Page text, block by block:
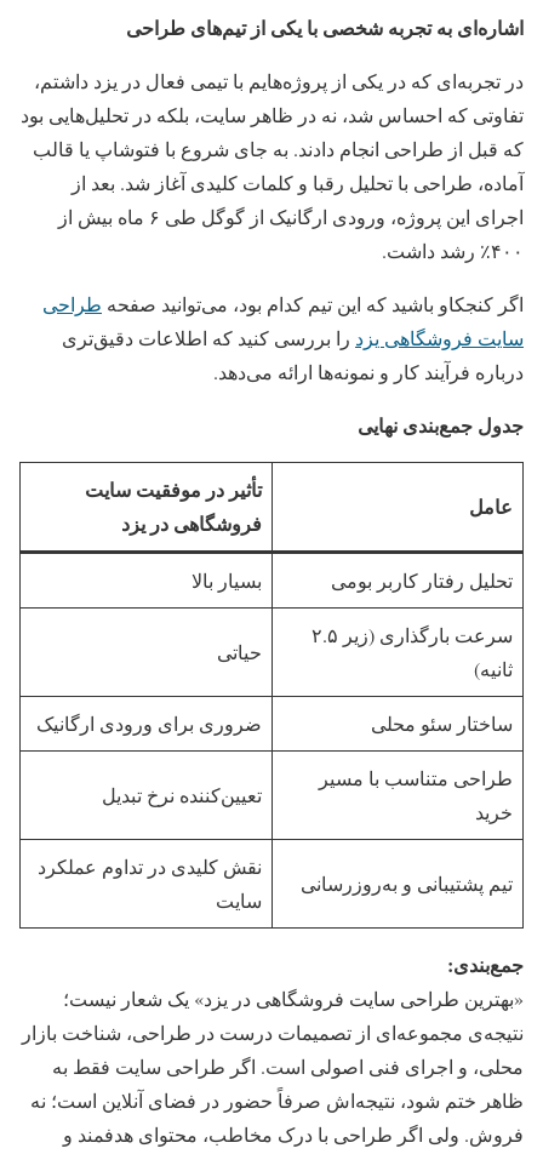
اشاره‌ای به تجربه شخصی با یکی از تیم‌های طراحی
در تجربه‌ای که در یکی از پروژه‌هایم با تیمی فعال در یزد داشتم،
تفاوتی که احساس شد، نه در ظاهر سایت، بلکه در تحلیل‌هایی بود
که قبل از طراحی انجام دادند. به جای شروع با فتوشاپ یا قالب
آماده، طراحی با تحلیل رقبا و کلمات کلیدی آغاز شد. بعد از
اجرای این پروژه، ورودی ارگانیک از گوگل طی ۶ ماه بیش از
۴۰۰٪ رشد داشت.
اگر کنجکاو باشید که این تیم کدام بود، می‌توانید صفحه طراحی
سایت فروشگاهی یزد را بررسی کنید که اطلاعات دقیق‌تری
درباره فرآیند کار و نمونه‌ها ارائه می‌دهد.
جدول جمع‌بندی نهایی
عامل
تأثیر در موفقیت سایت
فروشگاهی در یزد
تحلیل رفتار کاربر بومی بسیار بالا
سرعت بارگذاری (زیر ۲.۵
ثانیه)
حیاتی
ساختار سئو محلی ضروری برای ورودی ارگانیک
طراحی متناسب با مسیر
خرید
تعیین‌کننده نرخ تبدیل
تیم پشتیبانی و به‌روزرسانی
نقش کلیدی در تداوم عملکرد
سایت
جمع‌بندی:
«بهترین طراحی سایت فروشگاهی در یزد» یک شعار نیست؛
نتیجه‌ی مجموعه‌ای از تصمیمات درست در طراحی، شناخت بازار
محلی، و اجرای فنی اصولی است. اگر طراحی سایت فقط به
ظاهر ختم شود، نتیجه‌اش صرفاً حضور در فضای آنلاین است؛ نه
فروش. ولی اگر طراحی با درک مخاطب، محتوای هدفمند و